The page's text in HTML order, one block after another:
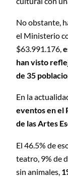
No obstante,
el Ministerio
$63.991.176,
han visto
de 35
En la
eventos en el
de las Artes
El 46.5% de
teatro, 9% de
sin animales,